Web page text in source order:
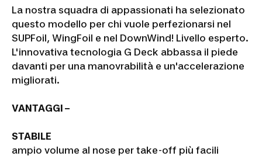
La nostra squadra di appassionati ha selezionato
questo modello per chi vuole perfezionarsi nel
SUPFoil, WingFoil e nel DownWind! Livello esperto.
L'innovativa tecnologia G Deck abbassa il piede
davanti per una manovrabilità e un'accelerazione
migliorati.
VANTAGGI –
STABILE
ampio volume al nose per take-off più facili